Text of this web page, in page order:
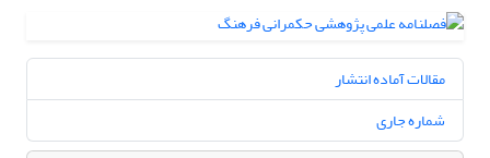
مقالات آماده انتشار
شماره جاری